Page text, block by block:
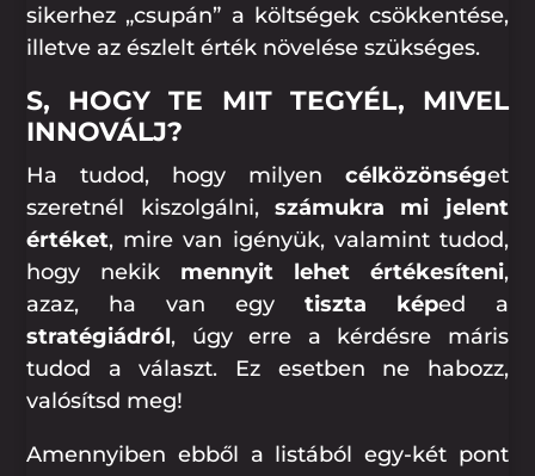
sikerhez „csupán” a költségek csökkentése,
illetve az észlelt érték növelése szükséges.
S, HOGY TE MIT TEGYÉL, MIVEL
INNOVÁLJ?
Ha tudod, hogy milyen célközönséget
szeretnél kiszolgálni, számukra mi jelent
értéket, mire van igényük, valamint tudod,
hogy nekik mennyit lehet értékesíteni,
azaz, ha van egy tiszta képed a
stratégiádról, úgy erre a kérdésre máris
tudod a választ. Ez esetben ne habozz,
valósítsd meg!
Amennyiben ebből a listából egy-két pont